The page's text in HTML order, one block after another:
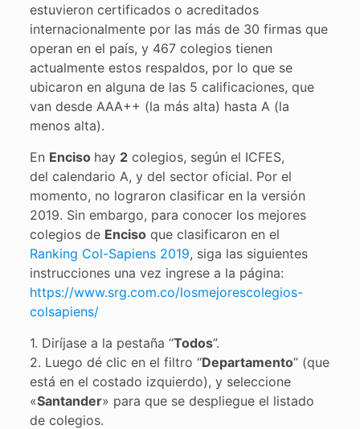
estuvieron certificados o acreditados
internacionalmente por las más de 30 firmas que
operan en el país, y 467 colegios tienen
actualmente estos respaldos, por lo que se
ubicaron en alguna de las 5 calificaciones, que
van desde AAA++ (la más alta) hasta A (la
menos alta).
En Enciso hay 2colegios, según el ICFES,
del calendario A, y del sector oficial. Por el
momento, no lograron clasificar en la versión
2019. Sin embargo, para conocer los mejores
colegios de Encisoque clasificaron en el
Ranking Col-Sapiens 2019, siga las siguientes
instrucciones una vez ingrese a la página:
https://www.srg.com.co/losmejorescolegios-
colsapiens/
1. Diríjase a la pestaña “Todos”.
2. Luego dé clic en el filtro “Departamento” (que
está en el costado izquierdo), y seleccione
«Santander» para que se despliegue el listado
de colegios.